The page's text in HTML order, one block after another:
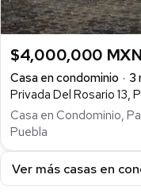
$4,000,000 MXN
Casa en condominio
3
Privada Del Rosario 13,
Casa en Condominio,
Puebla
Ver más casas en